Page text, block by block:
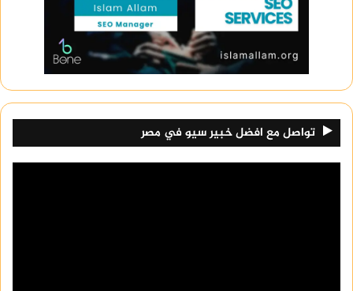
تواصل مع افضل خبير سيو في مصر